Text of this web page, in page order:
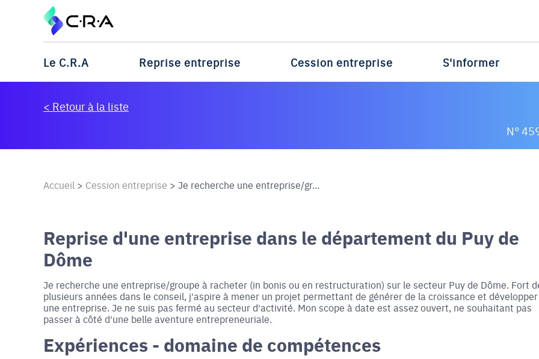
Le C.R.A Reprise entreprise Cession entreprise S'informer
< Retour à la liste
N°
Accueil > Cession entreprise > Je recherche une entreprise/gr...
Reprise d'une entreprise dans le département du Puy de
Dôme
Je recherche une entreprise/groupe à racheter (in bonis ou en restructuration) sur le secteur Puy de Dôme. Fort
plusieurs années dans le conseil, j'aspire à mener un projet permettant de générer de la croissance et développer
une entreprise. Je ne suis pas fermé au secteur d'activité. Mon scope à date est assez ouvert, ne souhaitant pas
passer à côté d'une belle aventure entrepreneuriale.
Expériences - domaine de compétences